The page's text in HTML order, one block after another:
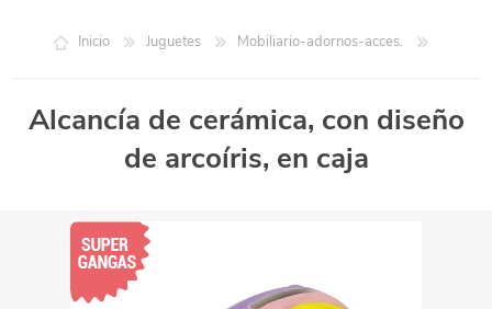
Inicio Juguetes Mobiliario-adornos-acces.
Alcancía de cerámica, con diseño
de arcoíris, en caja